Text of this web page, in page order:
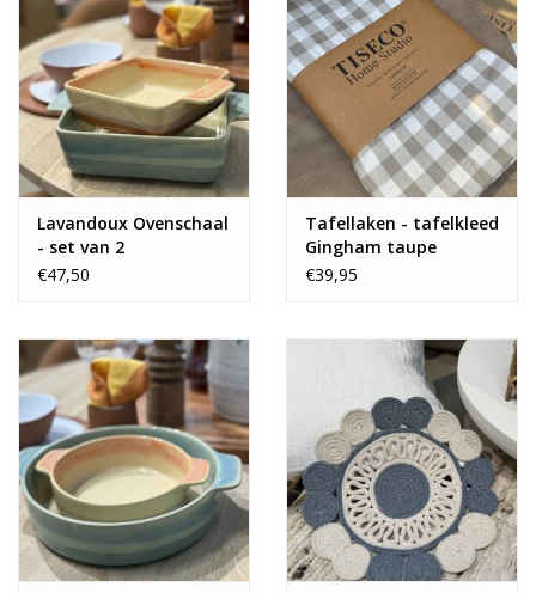
Lavandoux Ovenschaal
- set van 2
€47,50
Tafellaken - tafelkleed
Gingham taupe
€39,95